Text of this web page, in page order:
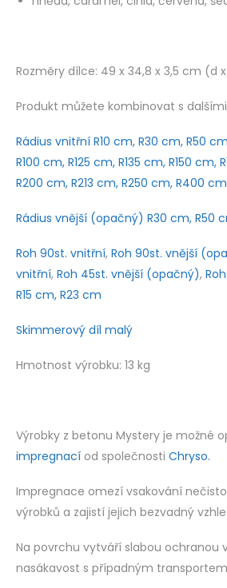
Rozměry dílce: 49 x 34,8 x 3,5 cm (d
Produkt můžete kombinovat s
Rádius vnitřní R10 cm, R30 cm, R50
R100 cm, R125 cm, R135 cm, R150 cm,
R200 cm, R213 cm, R250 cm, R400
Rádius vnější (opačný) R30 cm, R50
Roh 90st. vnitřní, Roh 90st. vnější
vnitřní, Roh 45st. vnější (opačný),
R15 cm, R23 cm
Skimmerový díl malý
Hmotnost výrobku: 13 kg
Výrobky z betonu Mystery je možné
impregnací od společnosti Chryso.
Impregnace omezí vsakování
výrobků a zajistí jejich bezvadný
Na povrchu vytváří slabou ochranou
nasákavost s případným